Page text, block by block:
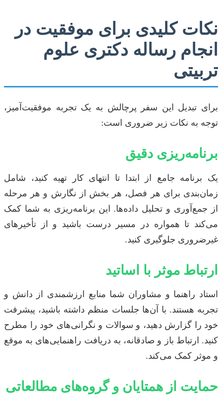
نکات کلیدی برای موفقیت در
انجام رساله دکتری علوم
تربیتی
برای تبدیل این سفر پرچالش به یک تجربه موفقیت‌آمیز،
توجه به نکات زیر ضروری است:
برنامه‌ریزی دقیق
یک برنامه جامع از ابتدا تا انتهای کار تهیه کنید، شامل
زمان‌بندی برای هر فصل، هر بخش از نگارش و هر مرحله
از جمع‌آوری و تحلیل داده‌ها. این برنامه‌ریزی به شما کمک
می‌کند تا همواره در مسیر درست باشید و از تأخیرهای
غیرضروری جلوگیری کنید.
ارتباط موثر با اساتید
استاد راهنما و مشاوران شما منابع ارزشمندی از دانش و
تجربه هستند. با آن‌ها جلسات منظم داشته باشید، پیشرفت
خود را گزارش دهید، و سوالات و نگرانی‌های خود را مطرح
کنید. ارتباط باز و صادقانه، به دریافت راهنمایی‌های به موقع
و موثر کمک می‌کند.
حمایت از همتایان و گروه‌های مطالعاتی